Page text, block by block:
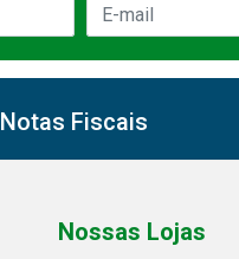
Notas Fiscais
Nossas Lojas